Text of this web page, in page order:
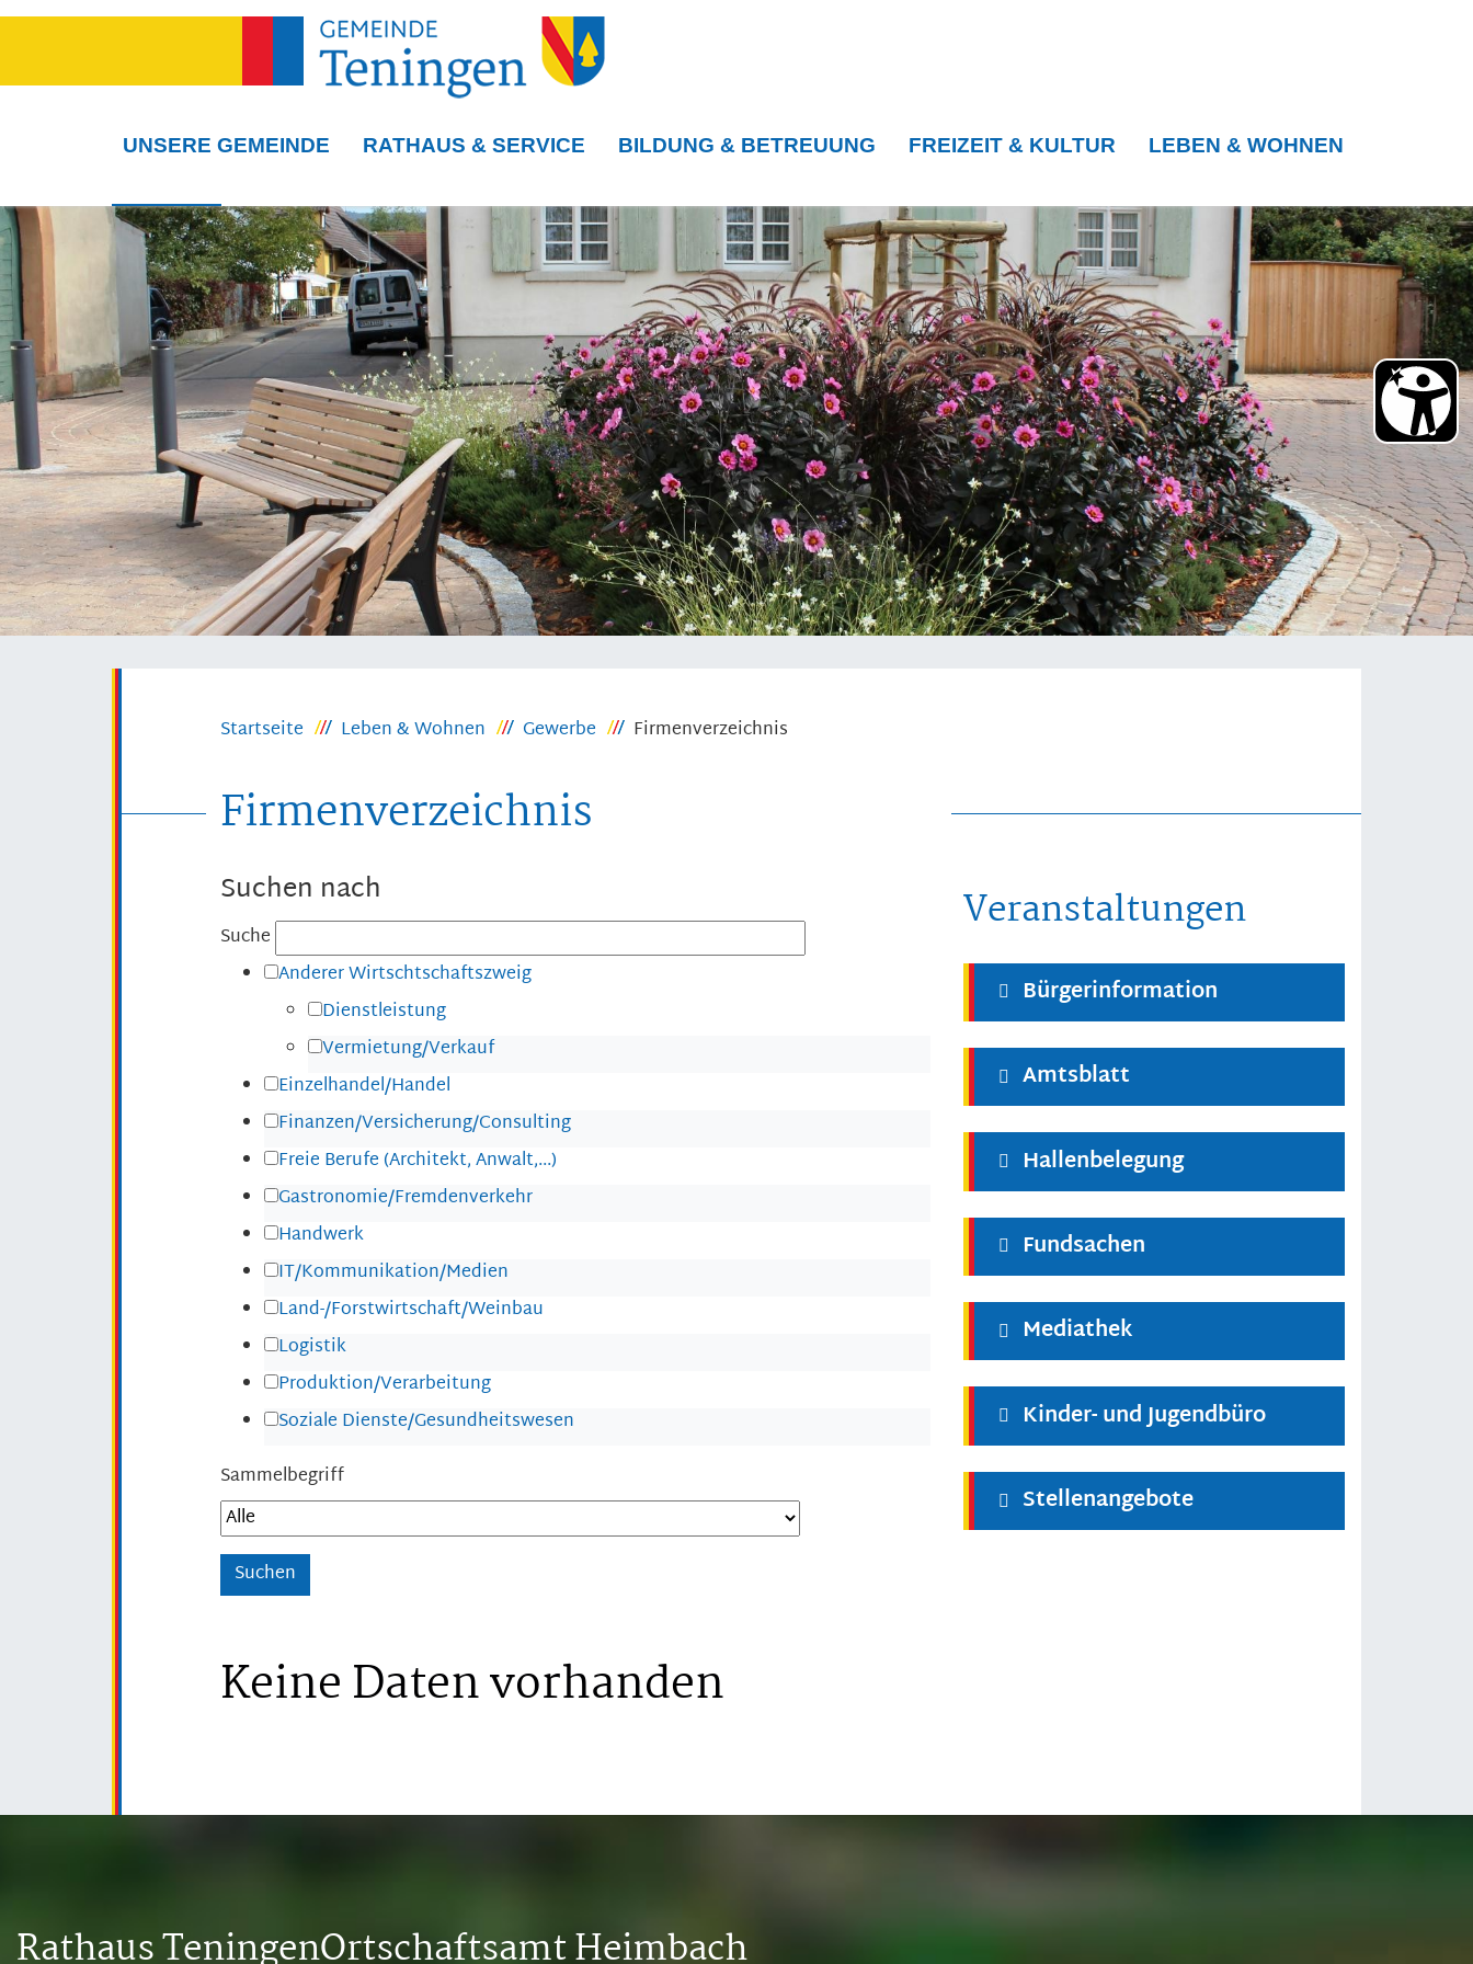
UNSERE GEMEINDE RATHAUS & SERVICE BILDUNG & BETREUUNG FREIZEIT & KULTUR LEBEN & WOHNEN
Startseite Leben & Wohnen Gewerbe Firmenverzeichnis
Firmenverzeichnis
Suchen nach
Suche
Anderer Wirtschtschaftszweig
Dienstleistung
Vermietung/Verkauf
Einzelhandel/Handel
Finanzen/Versicherung/Consulting
Freie Berufe (Architekt, Anwalt,...)
Gastronomie/Fremdenverkehr
Handwerk
IT/Kommunikation/Medien
Land-/Forstwirtschaft/Weinbau
Logistik
Produktion/Verarbeitung
Soziale Dienste/Gesundheitswesen
Sammelbegriff
Keine Daten vorhanden
Veranstaltungen
Bürgerinformation
Amtsblatt
Hallenbelegung
Fundsachen
Mediathek
Kinder- und Jugendbüro
Stellenangebote
Rathaus TeningenOrtschaftsamt Heimbach